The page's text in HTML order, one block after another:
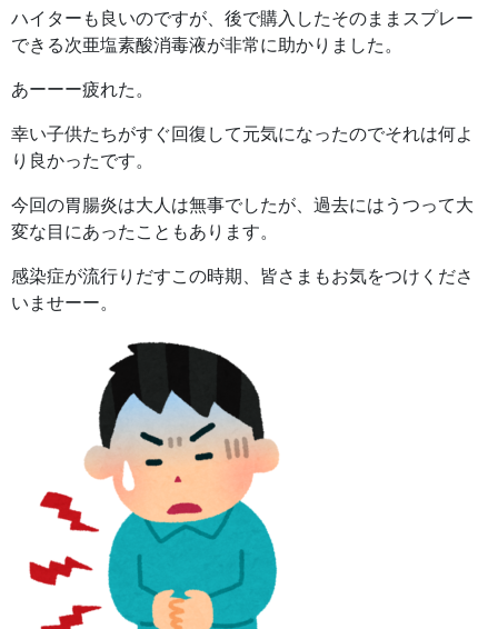
ハイターも良いのですが、後で購入したそのままスプレー
できる次亜塩素酸消毒液が非常に助かりました。
あーーー疲れた。
幸い子供たちがすぐ回復して元気になったのでそれは何よ
り良かったです。
今回の胃腸炎は大人は無事でしたが、過去にはうつって大
変な目にあったこともあります。
感染症が流行りだすこの時期、皆さまもお気をつけくださ
いませーー。